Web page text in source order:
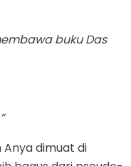
buku Das
dimuat di